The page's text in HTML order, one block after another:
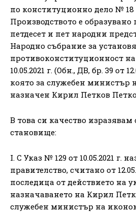
по конституционно дело № 18
Производството е образувано
петдесет и пет народни
Народно събрание за
противоконституционност
10.05.2021 г. (Обн., ДВ, бр. 39 от
която за служебен министър
назначен Кирил Петков
В това си качество изразявам
становище:
I. С Указ № 129 от 10.05.2021 г.
правителство, считано от
последица от действието на
назначаването на Кирил
служебен министър на